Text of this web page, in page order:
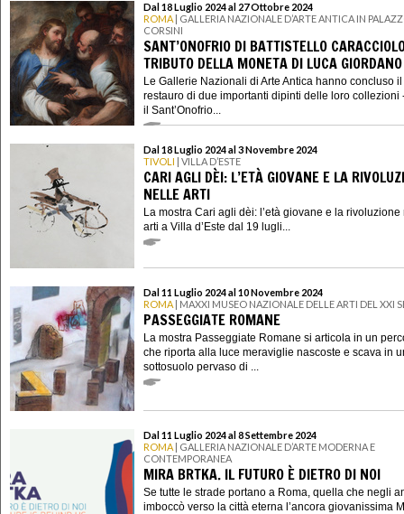
Dal 18 Luglio 2024 al 27 Ottobre 2024
ROMA | GALLERIA NAZIONALE D’ARTE ANTICA IN
CORSINI
SANT’ONOFRIO DI BATTISTELLO
TRIBUTO DELLA MONETA DI LUCA GIORDANO
Le Gallerie Nazionali di Arte Antica hanno concluso il
restauro di due importanti dipinti delle loro collezioni
il Sant’Onofrio...
Dal 18 Luglio 2024 al 3 Novembre 2024
TIVOLI | VILLA D’ESTE
CARI AGLI DÈI: L’ETÀ GIOVANE E LA
NELLE ARTI
La mostra Cari agli dèi: l’età giovane e la rivoluzione
arti a Villa d’Este dal 19 lugli...
Dal 11 Luglio 2024 al 10 Novembre 2024
ROMA | MAXXI MUSEO NAZIONALE DELLE ARTI DEL XXI
PASSEGGIATE ROMANE
La mostra Passeggiate Romane si articola in un
che riporta alla luce meraviglie nascoste e scava in
sottosuolo pervaso di ...
Dal 11 Luglio 2024 al 8 Settembre 2024
ROMA | GALLERIA NAZIONALE D’ARTE MODERNA E
CONTEMPORANEA
MIRA BRTKA. IL FUTURO È DIETRO DI NOI
Se tutte le strade portano a Roma, quella che negli
imboccò verso la città eterna l’ancora giovanissima